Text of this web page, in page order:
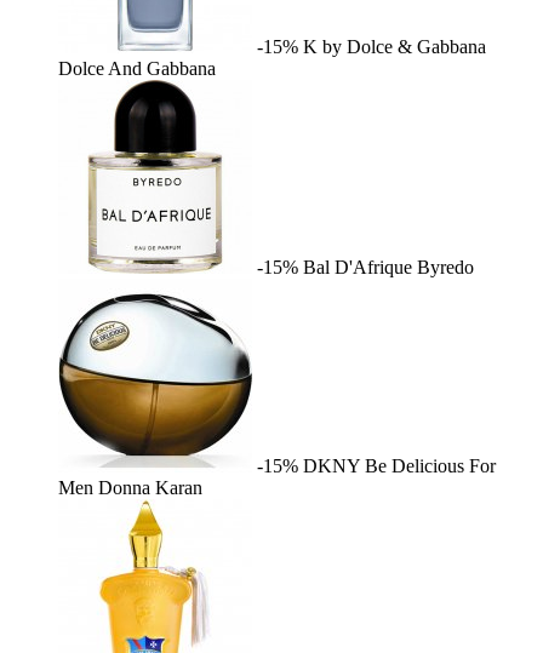
-15% K by Dolce & Gabbana
Dolce And Gabbana
-15% Bal D'Afrique Byredo
-15% DKNY Be Delicious For
Men Donna Karan